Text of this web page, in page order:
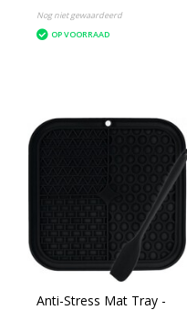
Nog niet gewaardeerd
OP VOORRAAD
Anti-Stress Mat Tray -